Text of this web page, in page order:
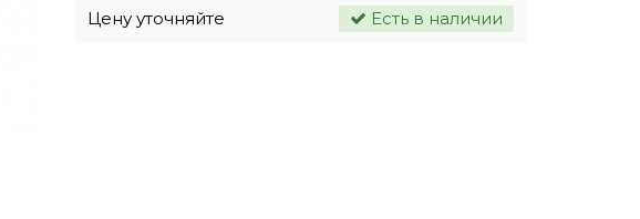
Цену уточняйте Есть в наличии